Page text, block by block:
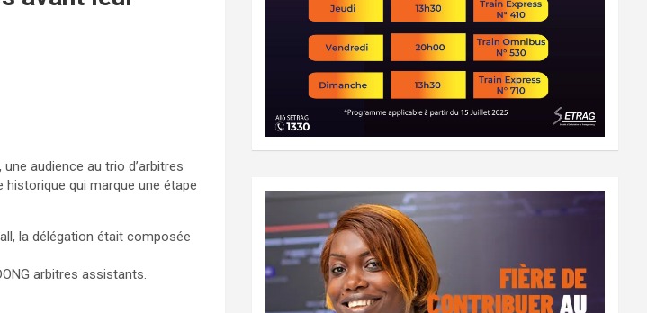
audience au trio d’arbitres
historique qui marque une étape
la délégation était composée
arbitres assistants.